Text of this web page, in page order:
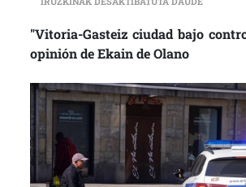
"Vitoria-Gasteiz ciudad bajo
opinión de Ekain de Olano